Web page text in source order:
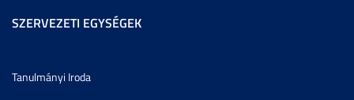
SZERVEZETI EGYSÉGEK
Tanulmányi Iroda